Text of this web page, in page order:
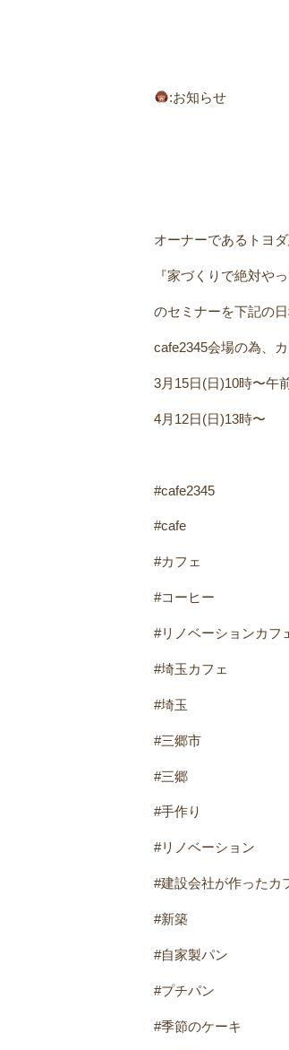
:お知らせㅤ
オーナーであるトヨ
ㅤ『家づくりで絶対や
のセミナーを下記の
cafe2345会場の為、カ
3月15日(日)10時〜午
4月12日(日)13時〜
#cafe2345
#cafe
#カフェ
#コーヒー
#リノベーションカフ
#埼玉カフェ
#埼玉
#三郷市
#三郷
#手作り
#リノベーション
#建設会社が作ったカ
#新築
#自家製パン
#プチパン
#季節のケーキ